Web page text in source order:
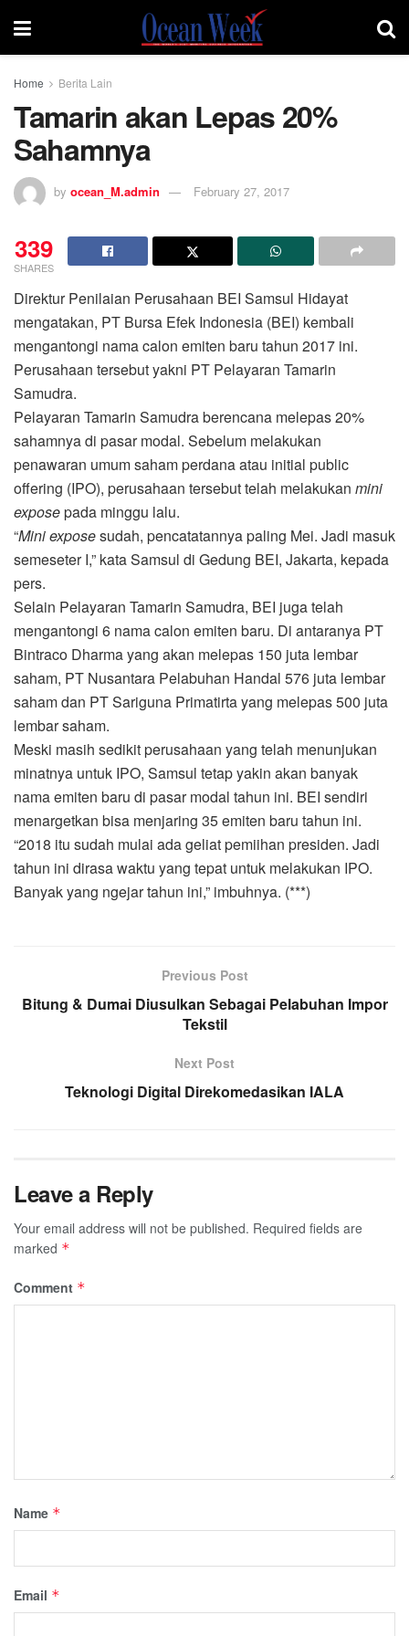
Home Berita Lain
Tamarin akan Lepas 20%
Sahamnya
by ocean_M.admin February 27, 2017
339
SHARES
Direktur Penilaian Perusahaan BEI Samsul Hidayat
mengatakan, PT Bursa Efek Indonesia (BEI) kembali
mengantongi nama calon emiten baru tahun 2017 ini.
Perusahaan tersebut yakni PT Pelayaran Tamarin
Samudra.
Pelayaran Tamarin Samudra berencana melepas 20%
sahamnya di pasar modal. Sebelum melakukan
penawaran umum saham perdana atau initial public
offering (IPO), perusahaan tersebut telah melakukan mini
exposepada minggu lalu.
“Mini exposesudah, pencatatannya paling Mei. Jadi masuk
semeseter I,” kata Samsul di Gedung BEI, Jakarta, kepada
pers.
Selain Pelayaran Tamarin Samudra, BEI juga telah
mengantongi 6 nama calon emiten baru. Di antaranya PT
Bintraco Dharma yang akan melepas 150 juta lembar
saham, PT Nusantara Pelabuhan Handal 576 juta lembar
saham dan PT Sariguna Primatirta yang melepas 500 juta
lembar saham.
Meski masih sedikit perusahaan yang telah menunjukan
minatnya untuk IPO, Samsul tetap yakin akan banyak
nama emiten baru di pasar modal tahun ini. BEI sendiri
menargetkan bisa menjaring 35 emiten baru tahun ini.
“2018 itu sudah mulai ada geliat pemiihan presiden. Jadi
tahun ini dirasa waktu yang tepat untuk melakukan IPO.
Banyak yang ngejar tahun ini,” imbuhnya. (***)
Previous Post
Bitung & Dumai Diusulkan Sebagai Pelabuhan Impor
Tekstil
Next Post
Teknologi Digital Direkomedasikan IALA
Leave a Reply
Your email address will not be published. Required fields are
marked *
Comment *
Name *
Email *